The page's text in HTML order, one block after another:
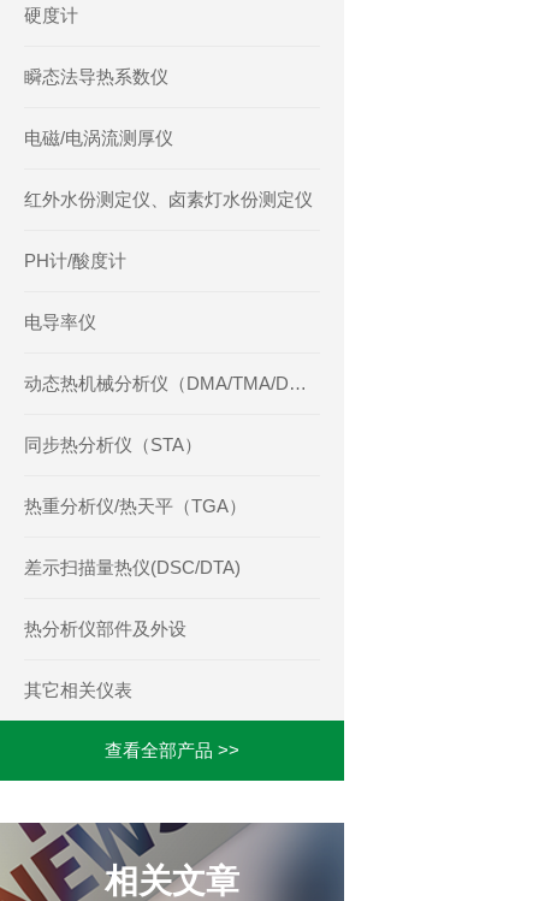
硬度计
瞬态法导热系数仪
电磁/电涡流测厚仪
红外水份测定仪、卤素灯水份测定仪
PH计/酸度计
电导率仪
动态热机械分析仪（DMA/TMA/DMTA）
同步热分析仪（STA）
热重分析仪/热天平（TGA）
差示扫描量热仪(DSC/DTA)
热分析仪部件及外设
其它相关仪表
查看全部产品 >>
相关文章